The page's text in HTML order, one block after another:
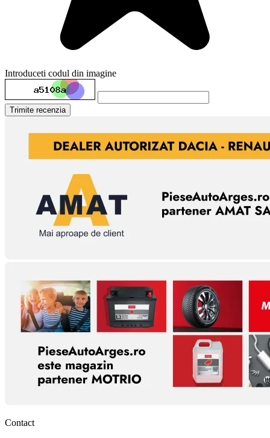
Introduceti codul din imagine
Trimite recenzia
Contact